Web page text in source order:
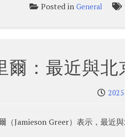
Posted inGeneral
爾：最近與
（Jamieson Greer）表示，最近